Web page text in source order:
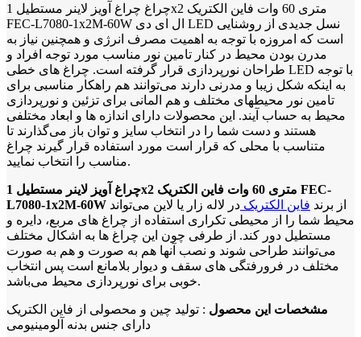
چراغ چراغ آویز لاینر مستطیل 1x2 متری 60 وات فاین الکتریک
FEC-L7080-1x2M-60W ال ای دی LED نسل جدیدی از روشنایی
است که امروزه با توجه به اهمیت مصرف انرژی و همچنین نیاز به
مدرن بودن محیط در کنار تامین نور مناسب مورد توجه افراد و
طراحان نورپردازی قرار گرفته است. چراغ های خطی LED با توجه
به اینکه شکل زیبا و مدرنی دارند می‌توانند هم راهکار مناسبی برای
تامین نور محیطهای مختلف و هم المانی برای تزئین و نورپردازی
محیط به حساب آیند. این محصولات دارای اندازه ها و ابعاد مختلفی
هستند و دست شما را در انتخاب سایز و توان باز می‌گذارند تا
متناسب با محلی که قرار است مورد استفاده قرار گیرند چراغ
مناسب را انتخاب نمایید.
چراغ آویز لاینر مستطیل 1x2 متری 60 وات فاین الکتریک FEC-
L7080-1x2M-60W
از برند فاین الکتریک در لاله زار یا لاین می‌تواند
محیط شما را از محیطی تکراری استفاده از چراغ های مربع، دایره و
مستطیل دور کند. از طرفی چون این چراغ ها به اشکال مختلف
می‌توانند طراحی شوند و نصب آنها هم به صورت و هم به صورت
مختلف در فرورفتگی های سقف و دیوار بلامانع است پس انتخاب
خوبی برای نورپردازی محیط می‌باشد.
مشخصات این محصول : تولید چین و محصولی از فاین الکتریک
دارای جنس بدنه آلومینیومی